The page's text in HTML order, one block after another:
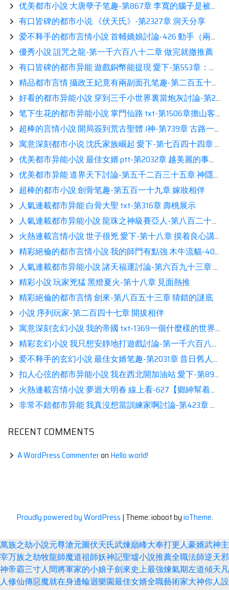
优美都市小說 大唐孽子笔趣-第867章 李寬的腦子是被驢踢了嗎？
有口皆碑的都市小说 《伏天氏》-第2327章 洞天分享
爱不释手的都市言情小說 首輔嬌娘討論-426 動手（兩更）看書
優秀小說 詛咒之龍-第一千六百八十二章 做完就撤推薦
有口皆碑的都市异能 遊戲銅幣能提現 愛下-第553章：空城計？展示
精品都市言情 攝政王妃竟有兩副面孔笔趣-第二百五十五章：三位師兄別來無恙看書
好看的都市异能小說 穿到三千小世界裏當炮灰討論-第298章讀書
笔下生花的都市异能小說 掌門仙路 txt-第1506章擔山客鑒賞
超棒的言情小說 開局簽到荒古聖體 J神-第739章 古路一百關，葬帝星，風雲再起，天驕匯聚推薦
寓意深刻都市小说 沈氏家族崛起 愛下-第七百四十四章 偷襲看書
优美都市异能小說 最佳女婿 ptt-第2032章 越美麗的事物越致命分享
优美都市异能 道界天下討論-第五千二百三十五章 神隱出戰分享
超棒的都市小說 劍骨笔趣-第五百一十九章 嫁妝相伴
人氣連載都市异能 白骨大聖 txt-第316章 壽桃展示
人氣連載都市异能小說 龍珠之神級賽亞人-第八百二十章 大神官的關注熱推
火熱連載言情小說 世子很兇 愛下-第十八章 摸着良心講故事（286/602）分享
精彩絕倫的都市言情小說 我的師門有點強 木牛流貓-407. 蘇安然：我完了相伴
人氣連載都市异能小說 諸天福運討論-第六百九十三章 烏龍
精彩小說 玩家兇猛 黑燈夏火-第十八章 見面熱推
精彩絕倫的都市言情 劍來-第八百五十三章 猜錯的謎底
小說 序列玩家-第二百四十七章 開拔相伴
寓意深刻玄幻小說 我的帝國 txt-1369一個什麼樣的世界熱推
精彩玄幻小說 我只想安靜地打遊戲討論-第一千六百八十八章 兇殘的比蒙熱推
爱不释手的玄幻小說 最佳女婿笔趣-第2031章 昔日舊人展示
扣人心弦的都市异能小說 我在西北開加油站 愛下-第898章 找到老章的下落鑒賞
火熱連載言情小說 夢迴大明春 線上看-627【鄉紳幫着搞人口普查】
非常不錯都市异能 我真沒想當訓練家啊討論-第423章 登頂之戰！陸老師VS大吾展示
RECENT COMMENTS
A WordPress Commenteron Hello world!
Proudly powered by WordPress | Theme: ioboot byioTheme.
萬族之劫小說元尊滄元圖伏天氏武煉巔峰大奉打更人豪婿武神主
宰万族之劫牧龍師魔道祖師妖神記聖墟小說推薦全職法師逆天邪
神帝霸三寸人間將軍家的小娘子劍來史上最強煉氣期左道傾天凡
人修仙傳惡魔就在身邊輪迴樂園最佳女婿全職藝術家大神你人設